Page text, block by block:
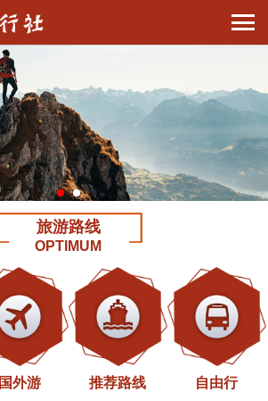
旅游路线
OPTIMUM
国外游 推荐路线 自由行